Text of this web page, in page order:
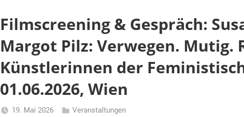
Filmscreening & Gespräch:
Margot Pilz: Verwegen. Mutig.
Künstlerinnen der
01.06.2026, Wien
19. Mai 2026
Veranstaltungen